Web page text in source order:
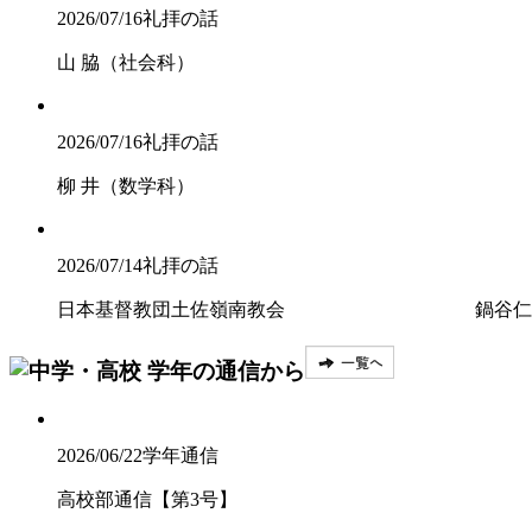
2026/07/16礼拝の話
山 脇（社会科）
2026/07/16礼拝の話
柳 井（数学科）
2026/07/14礼拝の話
日本基督教団土佐嶺南教会 鍋谷仁
2026/06/22学年通信
高校部通信【第3号】